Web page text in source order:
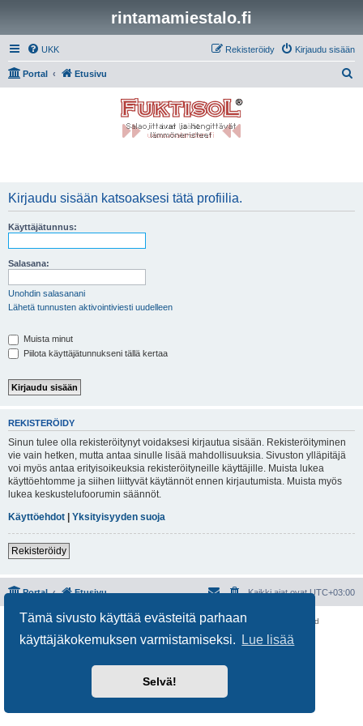
Tämä sivusto käyttää evästeitä parhaan
käyttäjäkokemuksen varmistamiseksi.
Lue lisää
Selvä!
rintamamiestalo.fi
UKK Kirjaudu sisään
Rekisteröidy
Portal Etusivu
Kirjaudu sisään katsoaksesi tätä profiilia.
Käyttäjätunnus:
Salasana:
Unohdin salasanani
Lähetä tunnusten aktivointiviesti uudelleen
Muista minut
Piilota käyttäjätunnukseni tällä kertaa
REKISTERÖIDY
Sinun tulee olla rekisteröitynyt voidaksesi kirjautua sisään. Rekisteröityminen
vie vain hetken, mutta antaa sinulle lisää mahdollisuuksia. Sivuston ylläpitäjä
voi myös antaa erityisoikeuksia rekisteröityneille käyttäjille. Muista lukea
käyttöehtomme ja siihen liittyvät käytännöt ennen kirjautumista. Muista myös
lukea keskustelufoorumin säännöt.
Käyttöehdot | Yksityisyyden suoja
Rekisteröidy
Portal Etusivu Kaikki ajat ovatUTC+03:00
Keskustelufoorumin ohjelmistophpBB® Forum Software © phpBB Limited
Käännös: phpBB Suomi (lurttinen, harritapio, Pettis)